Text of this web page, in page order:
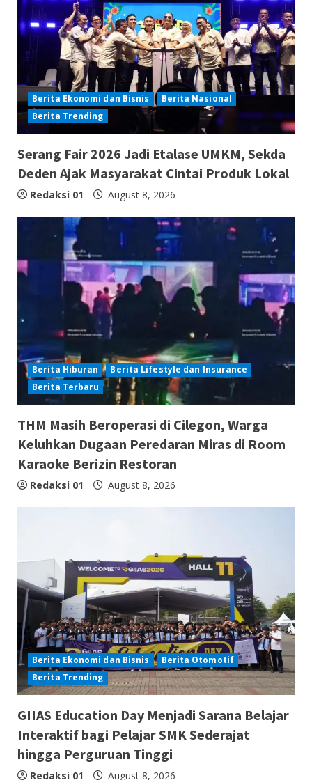
Berita Ekonomi dan Bisnis
Berita Nasional
Berita Trending
Serang Fair 2026 Jadi Etalase UMKM, Sekda
Deden Ajak Masyarakat Cintai Produk Lokal
Redaksi 01 August 8, 2026
Berita Hiburan
Berita Lifestyle dan Insurance
Berita Terbaru
THM Masih Beroperasi di Cilegon, Warga
Keluhkan Dugaan Peredaran Miras di Room
Karaoke Berizin Restoran
Redaksi 01 August 8, 2026
Berita Ekonomi dan Bisnis
Berita Otomotif
Berita Trending
GIIAS Education Day Menjadi Sarana Belajar
Interaktif bagi Pelajar SMK Sederajat
hingga Perguruan Tinggi
Redaksi 01 August 8, 2026